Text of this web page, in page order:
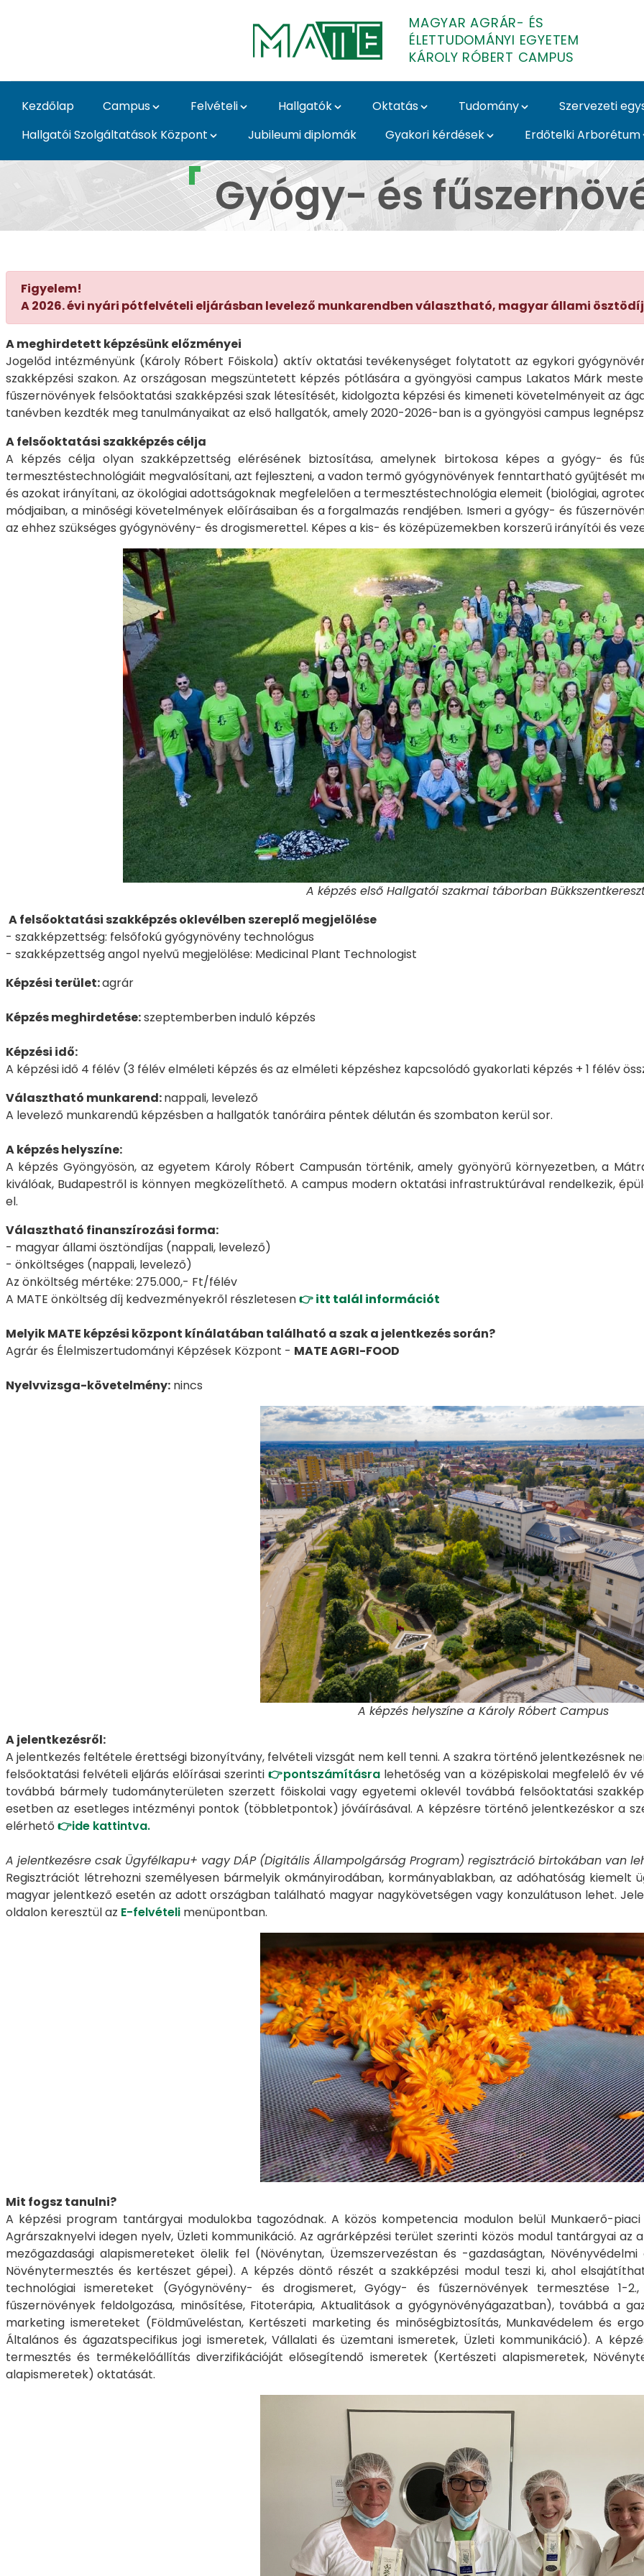
MAGYAR AGRÁR- ÉS
ÉLETTUDOMÁNYI EGYETEM
KÁROLY RÓBERT CAMPUS
Kezdőlap Campus Felvételi Hallgatók Oktatás Tudomány
Szervezeti
Hallgatói Szolgáltatások Központ
Jubileumi diplomák Gyakori kérdések Erdőtelki Arborétum
Gyógy- és fűszernövények - Károly Róbert
Gyógy- és
Figyelem!
A 2026. évi nyári pótfelvételi eljárásban levelező munkarendben választható, magyar állami
A meghirdetett képzésünk előzményei
Jogelőd intézményünk (Károly Róbert Főiskola) aktív oktatási tevékenységet folytatott az egykori
szakképzési szakon. Az országosan megszüntetett képzés pótlására a gyöngyösi campus Lakatos Márk
fűszernövények felsőoktatási szakképzési szak létesítését, kidolgozta képzési és kimeneti követelményeit az
tanévben kezdték meg tanulmányaikat az első hallgatók, amely 2020-2026-ban is a gyöngyösi campus
A felsőoktatási szakképzés célja
A képzés célja olyan szakképzettség elérésének biztosítása, amelynek birtokosa képes a gyógy- és
termesztéstechnológiáit megvalósítani, azt fejleszteni, a vadon termő gyógynövények fenntartható gyűjtését
és azokat irányítani, az ökológiai adottságoknak megfelelően a termesztéstechnológia elemeit (biológiai,
módjaiban, a minőségi követelmények előírásaiban és a forgalmazás rendjében. Ismeri a gyógy- és
az ehhez szükséges gyógynövény- és drogismerettel. Képes a kis- és középüzemekben korszerű irányítói és
A képzés első Hallgatói szakmai táborban
A felsőoktatási szakképzés oklevélben szereplő megjelölése
- szakképzettség: felsőfokú gyógynövény technológus
- szakképzettség angol nyelvű megjelölése: Medicinal Plant Technologist
Képzési terület:agrár
Képzés meghirdetése:szeptemberben induló képzés
Képzési idő:
A képzési idő 4 félév (3 félév elméleti képzés és az elméleti képzéshez kapcsolódó gyakorlati képzés + 1 félév
Választható munkarend:nappali, levelező
A levelező munkarendű képzésben a hallgatók tanóráira péntek délután és szombaton kerül sor.
A képzés helyszíne:
A képzés Gyöngyösön, az egyetem Károly Róbert Campusán történik, amely gyönyörű környezetben, a
kiválóak, Budapestről is könnyen megközelíthető. A campus modern oktatási infrastruktúrával rendelkezik,
el.
Választható finanszírozási forma:
- magyar állami ösztöndíjas (nappali, levelező)
- önköltséges (nappali, levelező)
Az önköltség mértéke: 275.000,- Ft/félév
A MATE önköltség díj kedvezményekről részletesen👉 itt talál információt
Melyik MATE képzési központ kínálatában található a szak a jelentkezés során?
Agrár és Élelmiszertudományi Képzések Központ - MATE AGRI-FOOD
Nyelvvizsga-követelmény: nincs
A képzés helyszíne a Károly Róbert Campus
A jelentkezésről:
A jelentkezés feltétele érettségi bizonyítvány, felvételi vizsgát nem kell tenni. A szakra történő jelentkezésnek
felsőoktatási felvételi eljárás előírásai szerinti👉pontszámításra lehetőség van a középiskolai megfelelő év
továbbá bármely tudományterületen szerzett főiskolai vagy egyetemi oklevél továbbá felsőoktatási
esetben az esetleges intézményi pontok (többletpontok) jóváírásával. A képzésre történő jelentkezéskor a
elérhető 👉ide kattintva.
A jelentkezésre csak Ügyfélkapu+ vagy DÁP (Digitális Állampolgárság Program) regisztráció birtokában van
Regisztrációt létrehozni személyesen bármelyik okmányirodában, kormányablakban, az adóhatóság kiemelt
magyar jelentkező esetén az adott országban található magyar nagykövetségen vagy konzulátuson lehet.
oldalon keresztül az E-felvételi menüpontban.
Mit fogsz tanulni?
A képzési program tantárgyai modulokba tagozódnak. A közös kompetencia modulon belül Munkaerő-
Agrárszaknyelvi idegen nyelv, Üzleti kommunikáció. Az agrárképzési terület szerinti közös modul tantárgyai
mezőgazdasági alapismereteket ölelik fel (Növénytan, Üzemszervezéstan és -gazdaságtan,
Növénytermesztés és kertészet gépei). A képzés döntő részét a szakképzési modul teszi ki, ahol
technológiai ismereteket (Gyógynövény- és drogismeret, Gyógy- és fűszernövények termesztése 1-
fűszernövények feldolgozása, minősítése, Fitoterápia, Aktualitások a gyógynövényágazatban), továbbá a
marketing ismereteket (Földműveléstan, Kertészeti marketing és minőségbiztosítás, Munkavédelem és
Általános és ágazatspecifikus jogi ismeretek, Vállalati és üzemtani ismeretek, Üzleti kommunikáció). A
termesztés és termékelőállítás diverzifikációját elősegítendő ismeretek (Kertészeti alapismeretek,
alapismeretek) oktatását.